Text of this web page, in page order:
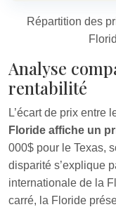
Répartition des
Analyse
rentabilité
L’écart de prix entre
Floride affiche un
000$ pour le Texas,
disparité s’explique
internationale de la
carré, la Floride